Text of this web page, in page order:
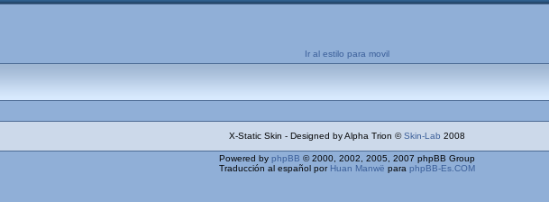
Ir al estilo para movil
X-Static Skin - Designed by Alpha Trion ©Skin-Lab 2008
Powered by phpBB © 2000, 2002, 2005, 2007 phpBB Group
Traducción al español por Huan Manwë para phpBB-Es.COM